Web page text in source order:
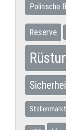
Politische
Reserve
Stellenmarkt